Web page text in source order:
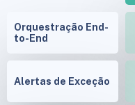
Orquestração End-
to-End
Alertas de Exceção